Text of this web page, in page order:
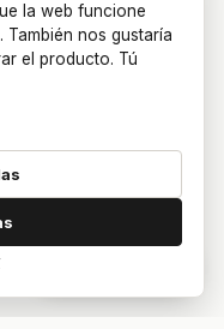
la web funcione
También nos gustaría
el producto. Tú